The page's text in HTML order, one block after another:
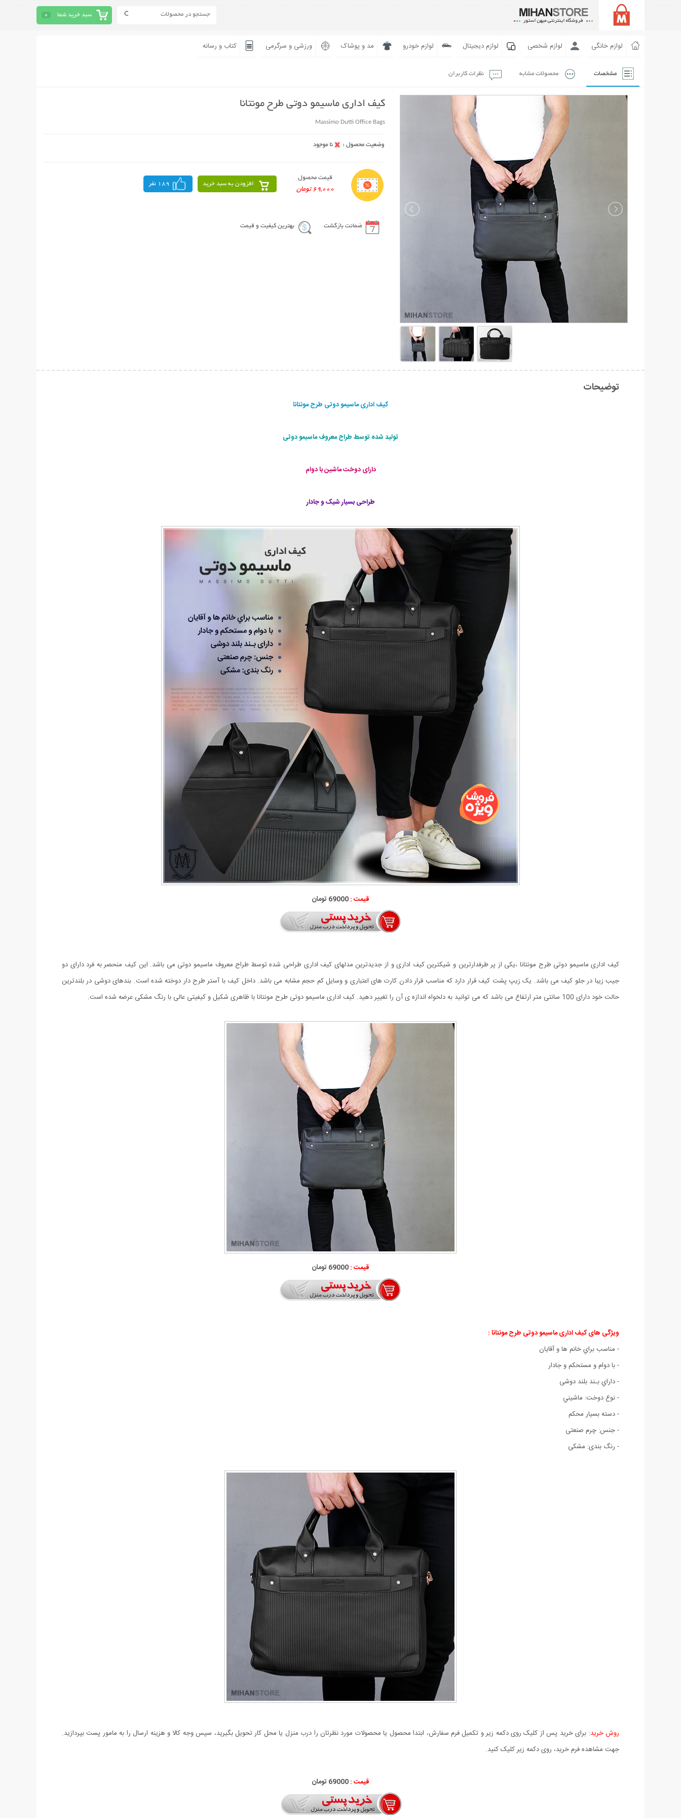
سبد خرید شما 0
لوازم خانگی لوازم شخصی لوازم دیجیتال لوازم خودرو مد و پوشاک ورزشی و سرگرمی کتاب و رسانه
مشخصات محصولات مشابه نظرات کاربران
کیف اداری ماسیمو دوتی طرح مونتانا
Massimo Dutti Office Bags
قیمت محصول
69,000 تومان
افزودن به سبد خرید 189 نفر
ضمانت بازگشت بهترین کیفیت و قیمت
توضیحات
کیف اداری ماسیمو دوتی طرح مونتانا
تولید شده توسط طراح معروف ماسیمو دوتی
دارای دوخت ماشین با دوام
طراحی بسیار شیک و جادار
قیمت :69000 تومان
کیف اداری ماسیمو دوتی طرح مونتانا ،یکی از پر طرفدارترین و شیکترین کیف اداری و از جدیدترین مدلهای کیف اداری طراحی شده توسط طراح معروف ماسیمو دوتی می باشد. این کیف منحصر به فرد دارای دو
جیب زیبا در جلو کیف می باشد. یک زیپ پشت کیف قرار دارد که مناسب قرار دادن کارت های اعتباری و وسایل کم حجم مشابه می باشد. داخل کیف با آستر طرح دار دوخته شده است. بندهای دوشی در بلندترین
حالت خود دارای 100 سانتی متر ارتفاع می باشد که می توانید به دلخواه اندازه ی آن را تغییر دهید. کیف اداری ماسیمو دوتی طرح مونتانا با ظاهری شکیل و کیفیتی عالی با رنگ مشکی عرضه شده است.
قیمت :69000 تومان
ویژگی های کیف اداری ماسیمو دوتی طرح مونتانا :
- مناسب براي خانم ها و آقايان
- با دوام و مستحکم و جادار
- داراي بـند بلند دوشی
- نوع دوخت: ماشيني
- دسته بسیار محکم
- جنس: چرم صنعتی
- رنگ بندی: مشکی
روش خرید: برای خرید پس از کلیک روی دکمه زیر و تکمیل فرم سفارش، ابتدا محصول یا محصولات مورد نظرتان را درب منزل یا محل کار تحویل بگیرید، سپس وجه کالا و هزینه ارسال را به مامور پست بپردازید.
جهت مشاهده فرم خرید، روی دکمه زیر کلیک کنید.
قیمت :69000 تومان